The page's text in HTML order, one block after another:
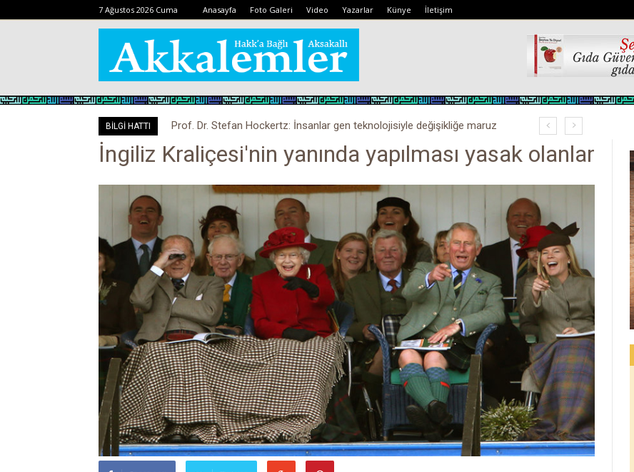
7 Ağustos 2026 Cuma Anasayfa Foto Galeri Video Yazarlar Künye İletişim
BİLGİ HATTI
Prof. Dr. Stefan Hockertz: İnsanlar gen teknolojisiyle değişikliğe maruz
kalabilir
İngiliz Kraliçesi'nin yanında yapılması yasak olanlar